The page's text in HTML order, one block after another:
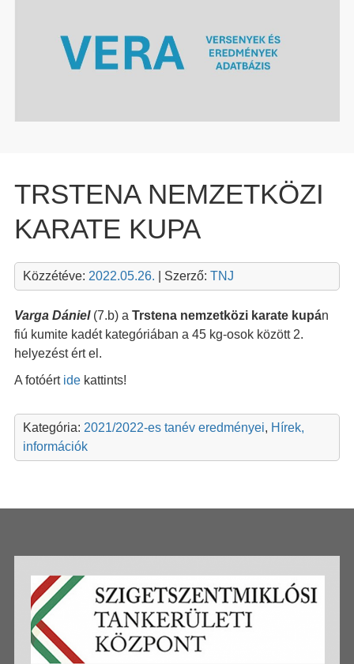
TRSTENA NEMZETKÖZI
KARATE KUPA
Közzétéve: 2022.05.26. | Szerző: TNJ
Varga Dániel(7.b) a Trstena nemzetközi karate kupán
fiú kumite kadét kategóriában a 45 kg-osok között 2.
helyezést ért el.
A fotóért idekattints!
Kategória: 2021/2022-es tanév eredményei, Hírek,
információk